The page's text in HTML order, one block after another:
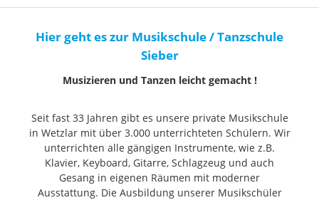
Hier geht es zur Musikschule / Tanzschule
Sieber
Musizieren und Tanzen leicht gemacht !
Seit fast 33 Jahren gibt es unsere private Musikschule
in Wetzlar mit über 3.000 unterrichteten Schülern. Wir
unterrichten alle gängigen Instrumente, wie z.B.
Klavier, Keyboard, Gitarre, Schlagzeug und auch
Gesang in eigenen Räumen mit moderner
Ausstattung. Die Ausbildung unserer Musikschüler